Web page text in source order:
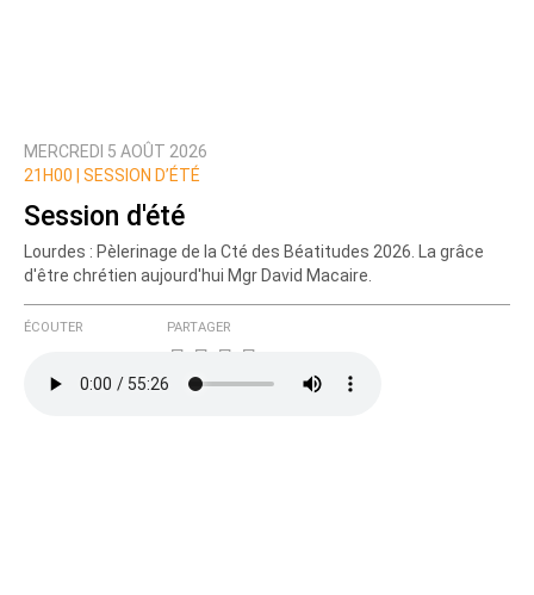
MERCREDI 5 AOÛT 2026
21H00 |
SESSION D’ÉTÉ
Session d'été
Lourdes : Pèlerinage de la Cté des Béatitudes 2026. La grâce
d'être chrétien aujourd'hui Mgr David Macaire.
ÉCOUTER PARTAGER